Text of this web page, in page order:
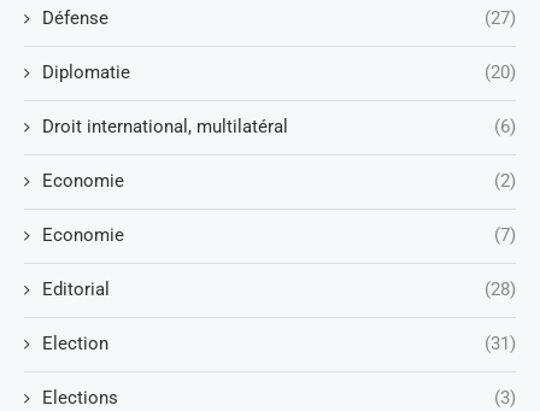
Défense (27)
Diplomatie (20)
Droit international, multilatéral (6)
Economie (2)
Economie (7)
Editorial (28)
Election (31)
Elections (3)